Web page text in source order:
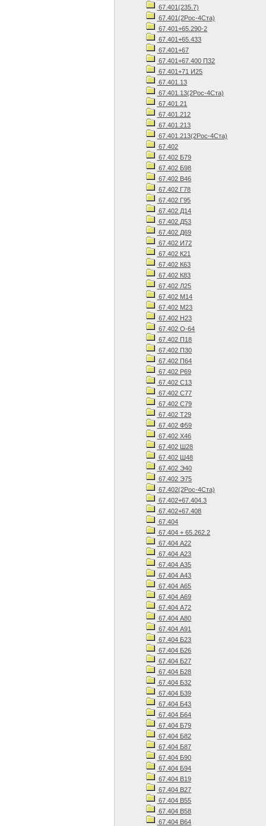
67.401(235.7)
67.401(2Рос-4Ста)
67.401+65.290-2
67.401+65.433
67.401+67
67.401+67.400 П32
67.401+71 И25
67.401.13
67.401.13(2Рос-4Ста)
67.401.21
67.401.212
67.401.213
67.401.213(2Рос-4Ста)
67.402
67.402 Б79
67.402 Б98
67.402 В46
67.402 Г78
67.402 Г95
67.402 Д14
67.402 Д53
67.402 Д69
67.402 И72
67.402 К21
67.402 К63
67.402 К83
67.402 Л25
67.402 М14
67.402 М23
67.402 Н23
67.402 О-64
67.402 П18
67.402 П30
67.402 П64
67.402 Р69
67.402 С13
67.402 С77
67.402 С79
67.402 Т29
67.402 Ф59
67.402 Х46
67.402 Ш28
67.402 Ш48
67.402 Э40
67.402 Э75
67.402(2Рос-4Ста)
67.402+67.404.3
67.402+67.408
67.404
67.404 + 65.262.2
67.404 А22
67.404 А23
67.404 А35
67.404 А43
67.404 А65
67.404 А69
67.404 А72
67.404 А80
67.404 А91
67.404 Б23
67.404 Б26
67.404 Б27
67.404 Б28
67.404 Б32
67.404 Б39
67.404 Б43
67.404 Б64
67.404 Б79
67.404 Б82
67.404 Б87
67.404 Б90
67.404 Б94
67.404 В19
67.404 В27
67.404 В55
67.404 В58
67.404 В64